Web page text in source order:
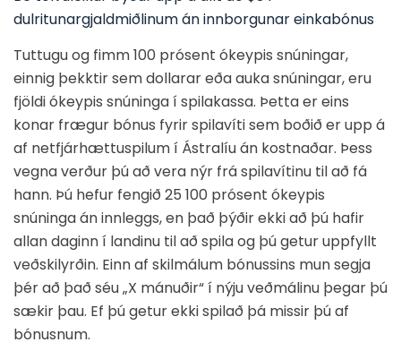
dulritunargjaldmiðlinum án innborgunar einkabónus
Tuttugu og fimm 100 prósent ókeypis snúningar,
einnig þekktir sem dollarar eða auka snúningar, eru
fjöldi ókeypis snúninga í spilakassa. Þetta er eins
konar frægur bónus fyrir spilavíti sem boðið er upp á
af netfjárhættuspilum í Ástralíu án kostnaðar. Þess
vegna verður þú að vera nýr frá spilavítinu til að fá
hann. Þú hefur fengið 25 100 prósent ókeypis
snúninga án innleggs, en það þýðir ekki að þú hafir
allan daginn í landinu til að spila og þú getur uppfyllt
veðskilyrðin. Einn af skilmálum bónussins mun segja
þér að það séu „X mánuðir“ í nýju veðmálinu þegar þú
sækir þau. Ef þú getur ekki spilað þá missir þú af
bónusnum.